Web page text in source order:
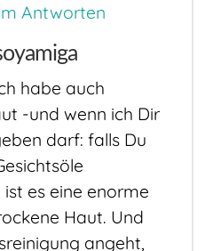
Antworten
habe auch
-und wenn ich Dir
darf: falls Du
es eine enorme
Haut. Und
angeht,